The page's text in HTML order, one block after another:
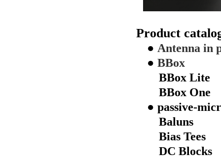
Product
● Antenna in
● BBox
BBox Lite
BBox One
● passive-
Baluns
Bias Tees
DC Blocks